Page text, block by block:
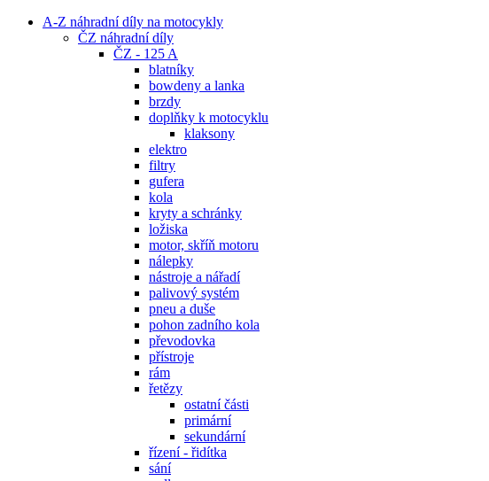
A-Z náhradní díly na motocykly
ČZ náhradní díly
ČZ - 125 A
blatníky
bowdeny a lanka
brzdy
doplňky k motocyklu
klaksony
elektro
filtry
gufera
kola
kryty a schránky
ložiska
motor, skříň motoru
nálepky
nástroje a nářadí
palivový systém
pneu a duše
pohon zadního kola
převodovka
přístroje
rám
řetězy
ostatní části
primární
sekundární
řízení - řidítka
sání